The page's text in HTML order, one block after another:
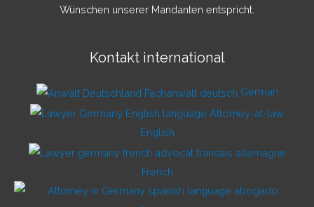
Wünschen unserer Mandanten entspricht.
Kontakt international
German
English
French